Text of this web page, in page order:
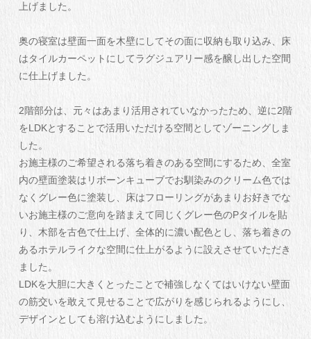
上げました。
奥の寝室は壁面一面を木壁にしてその面に収納も取り込み、床
はタイルカーペットにしてラグジュアリー感を醸し出した空間
に仕上げました。
2階部分は、元々はあまり活用されていなかったため、逆に2階
をLDKとすることで活用いただける空間としてゾーニングしま
した。
お施主様のご希望される落ち着きのある空間にするため、全室
内の壁面塗装はリボーンキューブでお馴染みのクリーム色では
なくグレー色に塗装し、床はフローリングがあまりお好きでな
いお施主様のご意向を踏まえて同じくグレー色のPタイルを貼
り、木部を古色で仕上げ、全体的に濃い配色とし、落ち着きの
あるホテルライクな空間に仕上がるように設えさせていただき
ました。
LDKを大胆に大きくとったことで補強しなくてはいけない壁面
の筋交いを敢えて見せることで広がりを感じられるようにし、
デザインとしても溶け込むようにしました。